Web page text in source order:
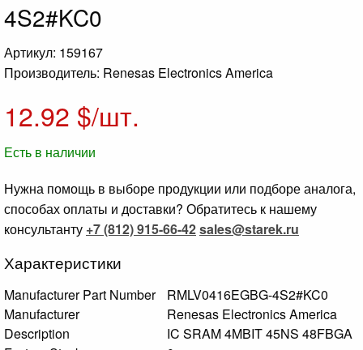
4S2#KC0
Артикул: 159167
Производитель: Renesas Electronics America
12.92 $/шт.
Есть в наличии
Нужна помощь в выборе продукции или подборе аналога,
способах оплаты и доставки? Обратитесь к нашему
консультанту +7 (812) 915-66-42sales@starek.ru
Характеристики
Manufacturer Part Number
RMLV0416EGBG-4S2#KC0
Manufacturer
Renesas Electronics America
Description
IC SRAM 4MBIT 45NS 48FBGA